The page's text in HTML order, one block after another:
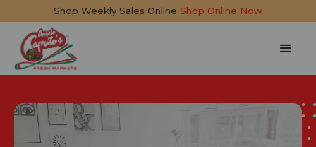
Shop Weekly Sales Online Shop Online Now